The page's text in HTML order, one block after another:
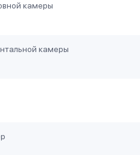
камеры
камеры